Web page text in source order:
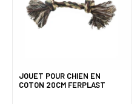
JOUET POUR CHIEN EN
COTON 20CM FERPLAST